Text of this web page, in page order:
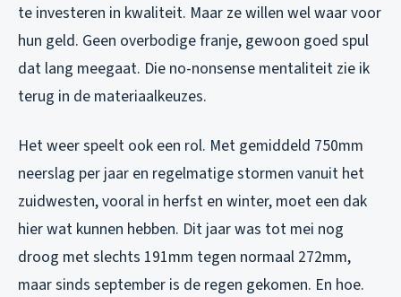
te investeren in kwaliteit. Maar ze willen wel waar voor
hun geld. Geen overbodige franje, gewoon goed spul
dat lang meegaat. Die no-nonsense mentaliteit zie ik
terug in de materiaalkeuzes.
Het weer speelt ook een rol. Met gemiddeld 750mm
neerslag per jaar en regelmatige stormen vanuit het
zuidwesten, vooral in herfst en winter, moet een dak
hier wat kunnen hebben. Dit jaar was tot mei nog
droog met slechts 191mm tegen normaal 272mm,
maar sinds september is de regen gekomen. En hoe.